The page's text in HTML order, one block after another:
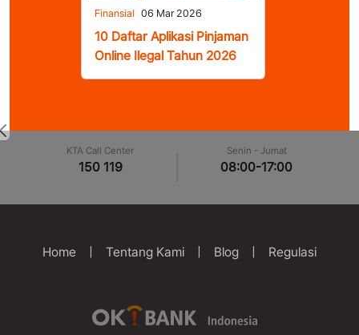
Finansial 06 Mar 2026
10 Daftar Aplikasi Pinjaman
Online Ilegal Tahun 2026
KTA Call Center
150 119
Senin - Jumat
08:00-17:00
Home Tentang Kami Blog Regulasi